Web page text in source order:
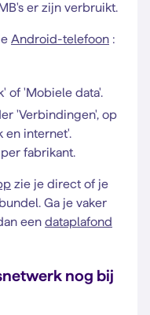
er zijn verbruikt.
Android-telefoon :
of 'Mobiele data'.
'Verbindingen', op
en internet'.
fabrikant.
zie je direct of je
Ga je vaker
een dataplafond
nog bij